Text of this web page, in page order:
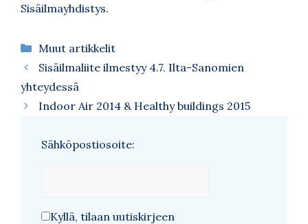
Sisäilmayhdistys.
Kategoriat
Muut artikkelit
Sisäilmaliite ilmestyy 4.7. Ilta-Sanomien
yhteydessä
Indoor Air 2014 & Healthy buildings 2015
Sähköpostiosoite:
Kyllä, tilaan uutiskirjeen